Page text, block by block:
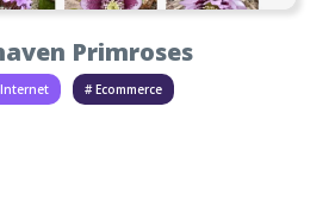
Primroses
# Ecommerce